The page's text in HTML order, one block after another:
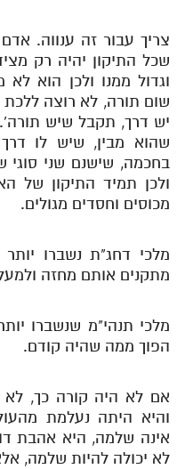
צריך עבור זה ענווה.
שכל התיקון יהיה רק
וגדול ממנו ולכן הוא
שום תורה, לא רוצה ללכת
יש דרך, תקבל שיש
שהוא מבין, שיש לו
בחכמה, שישנם שני סוגי
ולכן תמיד התיקון של
מכוסים וחסדים מגולים.
מלכי דחג"ת נשברו
מתקנים אותם מחזה
מלכי תנהי"מ שנשברו
הפוך ממה שהיה קודם.
אם לא היה קורה כך,
והיא היתה נעלמת
אינה שלמה, היא אהבת
לא יכולה להיות שלמה,